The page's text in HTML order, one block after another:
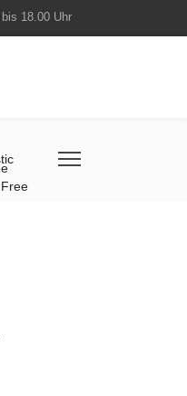
18.00 Uhr